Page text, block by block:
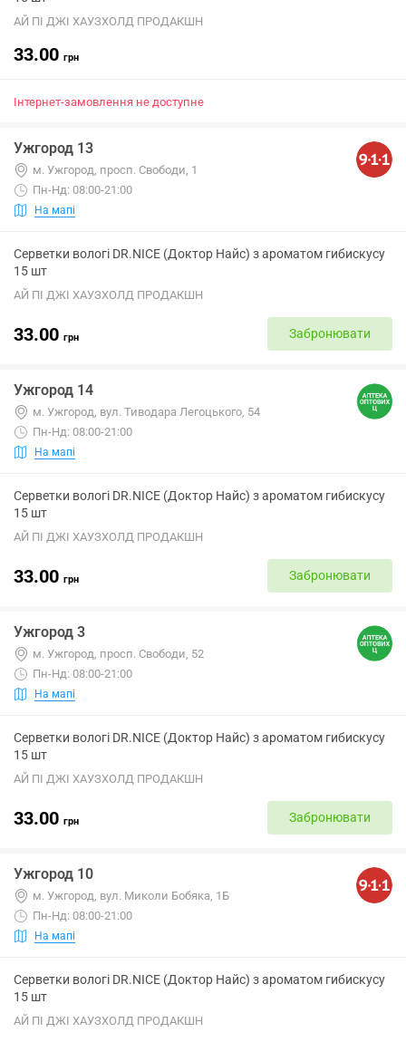
АЙ ПІ ДЖІ ХАУЗХОЛД ПРОДАКШН
33.00 грн
Інтернет-замовлення не доступне
Ужгород 13
м. Ужгород, просп. Свободи, 1
Пн-Нд: 08:00-21:00
На мапі
Серветки вологі DR.NICE (Доктор Найс) з ароматом гибискусу
15 шт
АЙ ПІ ДЖІ ХАУЗХОЛД ПРОДАКШН
33.00 грн Забронювати
Ужгород 14
м. Ужгород, вул. Тиводара Легоцького, 54
Пн-Нд: 08:00-21:00
На мапі
Серветки вологі DR.NICE (Доктор Найс) з ароматом гибискусу
15 шт
АЙ ПІ ДЖІ ХАУЗХОЛД ПРОДАКШН
33.00 грн Забронювати
Ужгород 3
м. Ужгород, просп. Свободи, 52
Пн-Нд: 08:00-21:00
На мапі
Серветки вологі DR.NICE (Доктор Найс) з ароматом гибискусу
15 шт
АЙ ПІ ДЖІ ХАУЗХОЛД ПРОДАКШН
33.00 грн Забронювати
Ужгород 10
м. Ужгород, вул. Миколи Бобяка, 1Б
Пн-Нд: 08:00-21:00
На мапі
Серветки вологі DR.NICE (Доктор Найс) з ароматом гибискусу
15 шт
АЙ ПІ ДЖІ ХАУЗХОЛД ПРОДАКШН